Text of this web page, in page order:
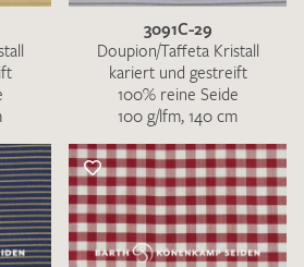
3091C-29
Doupion/Taffeta Kristall
kariert und gestreift
100% reine Seide
100 g/lfm, 140 cm